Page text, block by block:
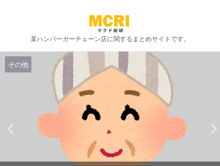
某ハンバーガーチェーン店に関するまとめサイトです。
その他